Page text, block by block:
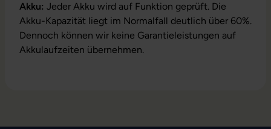
Akku: Jeder Akku wird auf Funktion geprüft. Die
Akku-Kapazität liegt im Normalfall deutlich über 60%.
Dennoch können wir keine Garantieleistungen auf
Akkulaufzeiten übernehmen.